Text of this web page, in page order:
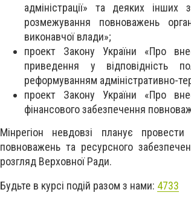
адміністрації» та деяких інших
розмежування повноважень
виконавчої влади»;
проект Закону України «Про
приведення у відповідність
реформуванням адміністративно-
проект Закону України «Про
фінансового забезпечення
Мінрегіон невдовзі планує
повноважень та ресурсного
розгляд Верховної Ради.
Будьте в курсі подій разом з нами: 4733